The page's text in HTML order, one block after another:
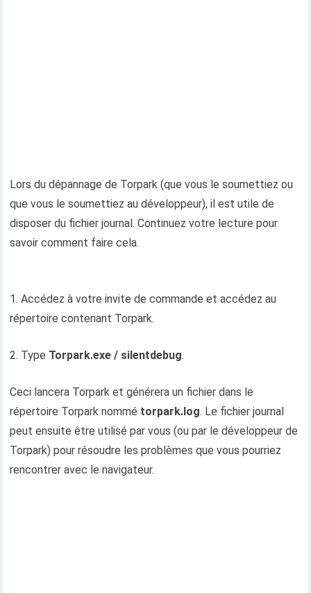
Lors du dépannage de Torpark (que vous le soumettiez ou
que vous le soumettiez au développeur), il est utile de
disposer du fichier journal. Continuez votre lecture pour
savoir comment faire cela.
1. Accédez à votre invite de commande et accédez au
répertoire contenant Torpark.
2. Type Torpark.exe / silentdebug.
Ceci lancera Torpark et générera un fichier dans le
répertoire Torpark nommé torpark.log. Le fichier journal
peut ensuite être utilisé par vous (ou par le développeur de
Torpark) pour résoudre les problèmes que vous pourriez
rencontrer avec le navigateur.